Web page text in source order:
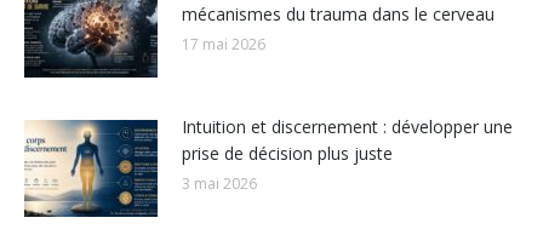
mécanismes du trauma dans le cerveau
17 mai 2026
Intuition et discernement : développer une
prise de décision plus juste
3 mai 2026